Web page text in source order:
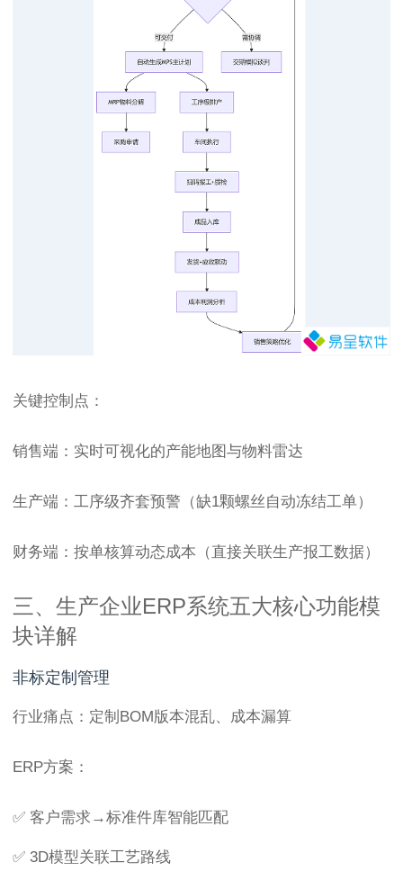
关键控制点：
销售端：实时可视化的产能地图与物料雷达
生产端：工序级齐套预警（缺1颗螺丝自动冻结工单）
财务端：按单核算动态成本（直接关联生产报工数据）
三、生产企业ERP系统五大核心功能模
块详解
非标定制管理
行业痛点：定制BOM版本混乱、成本漏算
ERP方案：
✅ 客户需求→标准件库智能匹配
✅ 3D模型关联工艺路线